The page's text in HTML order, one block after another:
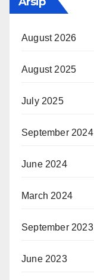
August 2026
August 2025
July 2025
September 2024
June 2024
March 2024
September 2023
June 2023